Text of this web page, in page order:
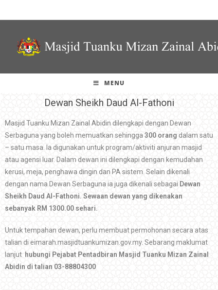
MENU
Dewan Sheikh Daud Al-Fathoni
Masjid Tuanku Mizan Zainal Abidin dilengkapi dengan Dewan
Serbaguna yang boleh memuatkan sehingga 300 orang dalam satu
– satu masa. Ia digunakan untuk program/aktiviti anjuran masjid
atau agensi luar. Dalam dewan ini dilengkapi dengan kemudahan
kerusi, meja, penghawa dingin dan PA sistem. Selain dikenali
dengan nama Dewan Serbaguna ia juga dikenali sebagai Dewan
Sheikh Daud Al-Fathoni. Sewaan dewan yang dikenakan
sebanyak RM 1300.00 sehari.
Untuk tempahan dewan, perlu membuat permohonan secara atas
talian di eimarah.masjidtuankumizan.gov.my. Sebarang maklumat
lanjut hubungi Pejabat Pentadbiran Masjid Tuanku Mizan Zainal
Abidin di talian 03-88804300